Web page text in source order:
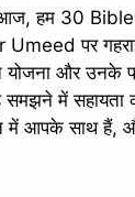
आज, हम 30
पर
योजना और उनके
समझने में
में आपके साथ हैं,